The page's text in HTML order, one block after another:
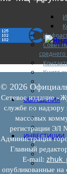
Совет
Книга
ОБРАЩЕНИЯ
ИНВЕСТИЦИИ
© 2026
Сетевое издание
службе по
массовых
регистрации ЭЛ
Администрация
Главный
E‑mail:
опубликованные на